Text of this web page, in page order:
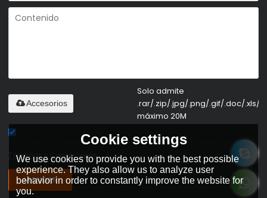
Solo admite
.rar/.zip/.jpg/.png/.gif/.doc/.xls/
máximo 20M
Accesorios
He leido y acepto los Términos y Condiciones de este servicio,
Términos y Condiciones
MANDAR
Cookie settings
We use cookies to provide you with the best possible
experience. They also allow us to analyze user
behavior in order to constantly improve the website for
you.